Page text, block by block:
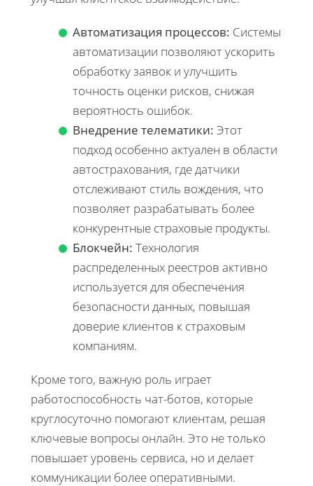
Автоматизация процессов: Системы
автоматизации позволяют ускорить
обработку заявок и улучшить
точность оценки рисков, снижая
вероятность ошибок.
Внедрение телематики: Этот
подход особенно актуален в области
автострахования, где датчики
отслеживают стиль вождения, что
позволяет разрабатывать более
конкурентные страховые продукты.
Блокчейн: Технология
распределенных реестров активно
используется для обеспечения
безопасности данных, повышая
доверие клиентов к страховым
компаниям.
Кроме того, важную роль играет
работоспособность чат-ботов, которые
круглосуточно помогают клиентам, решая
ключевые вопросы онлайн. Это не только
повышает уровень сервиса, но и делает
коммуникации более оперативными.